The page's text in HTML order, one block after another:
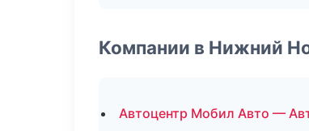
Компании в Нижний
Автоцентр Мобил Авто —